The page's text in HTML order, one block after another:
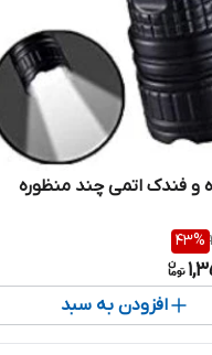
و فندک اتمی چند منظوره
43%
افزودن به سبد